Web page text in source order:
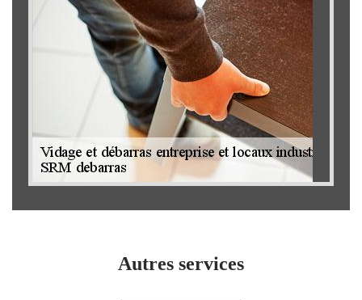
Autres services